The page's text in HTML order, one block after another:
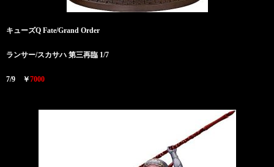
キューズQ Fate/Grand Order
ランサー/スカサハ 第三再臨 1/7
7/9 ￥7000